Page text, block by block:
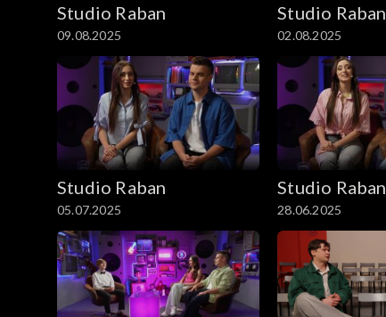
Studio Raban
09.08.2025
Studio Raban
02.08.2025
Studio Raban
05.07.2025
Studio Raban
28.06.2025